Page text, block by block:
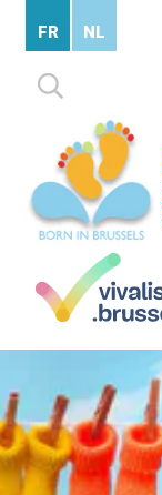
contenu
principal
Rechercher :
FR NL